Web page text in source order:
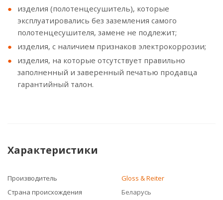
изделия (полотенцесушитель), которые
эксплуатировались без заземления самого
полотенцесушителя, замене не подлежит;
изделия, с наличием признаков электрокоррозии;
изделия, на которые отсутствует правильно
заполненный и заверенный печатью продавца
гарантийный талон.
Характеристики
Производитель
Gloss & Reiter
Страна происхождения
Беларусь